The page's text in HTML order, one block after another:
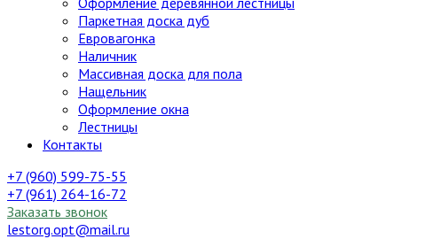
Паркетная доска дуб
Евровагонка
Наличник
Массивная доска для пола
Нащельник
Оформление окна
Лестницы
Контакты
+7 (960) 599-75-55
+7 (961) 264-16-72
Заказать звонок
lestorg.opt@mail.ru